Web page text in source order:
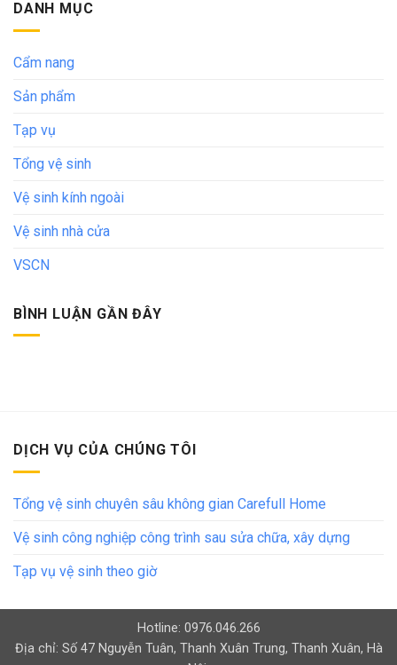
DANH MỤC
Cẩm nang
Sản phẩm
Tạp vụ
Tổng vệ sinh
Vệ sinh kính ngoài
Vệ sinh nhà cửa
VSCN
BÌNH LUẬN GẦN ĐÂY
DỊCH VỤ CỦA CHÚNG TÔI
Tổng vệ sinh chuyên sâu không gian Carefull Home
Vệ sinh công nghiệp công trình sau sửa chữa, xây dựng
Tạp vụ vệ sinh theo giờ
Hotline: 0976.046.266
Địa chỉ: Số 47 Nguyễn Tuân, Thanh Xuân Trung, Thanh Xuân, Hà